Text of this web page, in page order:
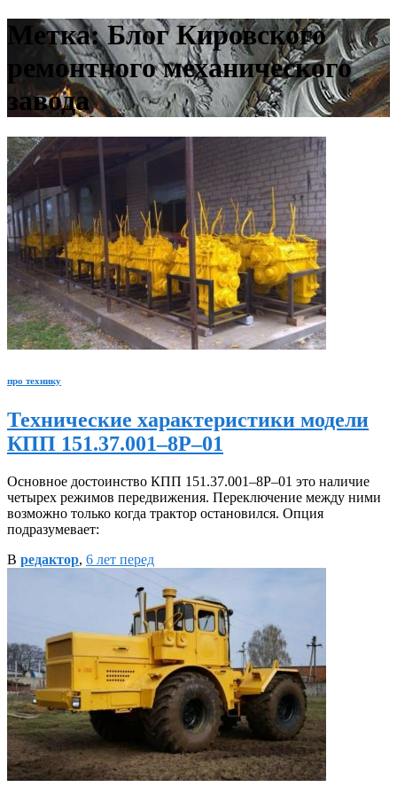
Метка:Блог Кировского
ремонтного механического
завода
про технику
Технические характеристики модели
КПП 151.37.001–8Р–01
Основное достоинство КПП 151.37.001–8Р–01 это наличие
четырех режимов передвижения. Переключение между ними
возможно только когда трактор остановился. Опция
подразумевает:
В редактор, 6 лет перед